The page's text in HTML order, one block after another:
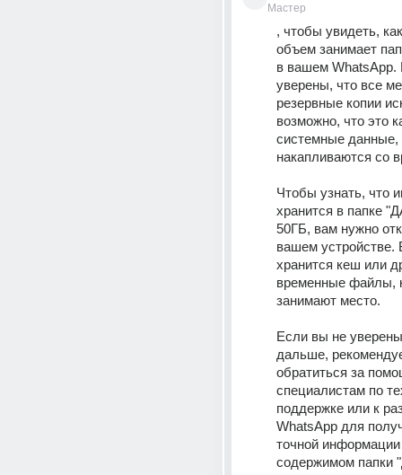
Мастер
, чтобы увидеть,
объем занимает
в вашем
уверены, что все
резервные копии
возможно, что это
системные данные,
накапливаются со
Чтобы узнать, что
хранится в папке
50ГБ, вам нужно
вашем устройстве.
хранится кеш или
временные файлы,
занимают место.
Если вы не
дальше,
обратиться за
специалистам по
поддержке или к
WhatsApp для
точной
содержимом